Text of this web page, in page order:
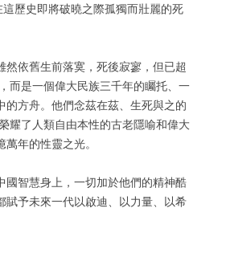
歷史即將破曉之際孤獨而壯麗的死
依舊生前落寞，死後寂寥，但已超
而是一個偉大民族三千年的矚托、一
方舟。他們念茲在茲、生死與之的
耀了人類自由本性的古老隱喻和偉大
年的性靈之光。
智慧身上，一切加於他們的精神酷
予未來一代以啟迪、以力量、以希